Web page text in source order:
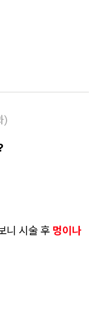
)
니 시술 후 멍이나